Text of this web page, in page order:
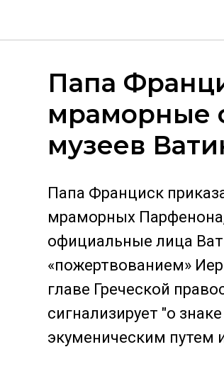
Папа
мраморные
музеев
Папа Франциск
мраморных
официальные лица
«пожертвованием»
главе Греческой
сигнализирует "о
экуменическим путем